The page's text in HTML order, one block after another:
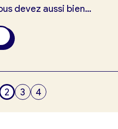
devez aussi bien
être en capacité
importants et
2 3 4